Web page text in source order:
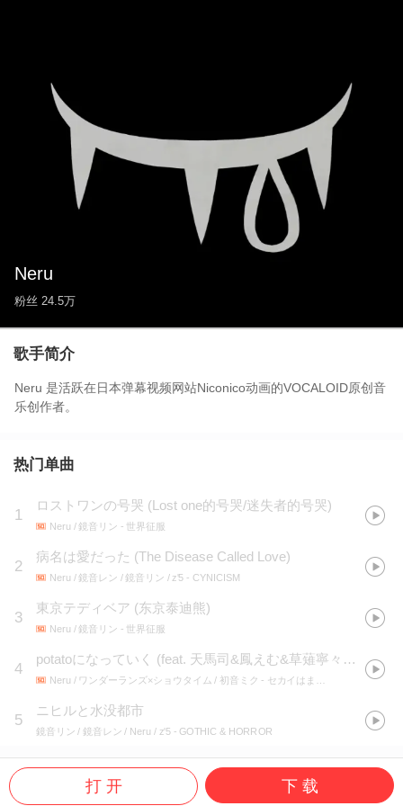
Neru
粉丝 24.5万
歌手简介
Neru 是活跃在日本弹幕视频网站Niconico动画的VOCALOID原创音
乐创作者。
热门单曲
1
ロストワンの号哭 (Lost one的号哭/迷失者的号哭)
Neru / 鏡音リン - 世界征服
2
病名は愛だった (The Disease Called Love)
Neru / 鏡音レン / 鏡音リン / z'5 - CYNICISM
3
東京テディベア (东京泰迪熊)
Neru / 鏡音リン - 世界征服
4
potatoになっていく (feat. 天馬司&鳳えむ&草薙寧々&神代類&初音ミク)
Neru / ワンダーランズ×ショウタイム / 初音ミク - セカイはまだ始まってすらいない/potatoになっていく
5
ニヒルと水没都市
鏡音リン / 鏡音レン / Neru / z'5 - GOTHIC & HORROR
打 开 下 载